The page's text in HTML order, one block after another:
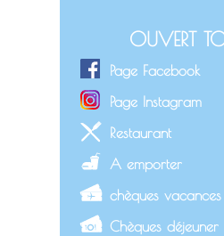
OUVERT
Page Facebook
Page Instagram
Restaurant
A emporter
chèques vacances
Chèques déjeuner